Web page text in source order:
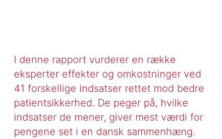
I denne rapport vurderer en række
eksperter effekter og omkostninger ved
41 forskellige indsatser rettet mod bedre
patientsikkerhed. De peger på, hvilke
indsatser de mener, giver mest værdi for
pengene set i en dansk sammenhæng.